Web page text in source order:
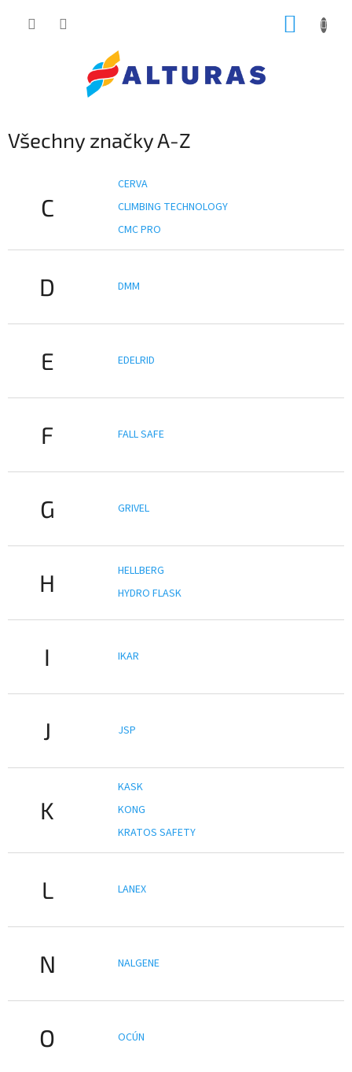
Všechny značky A-Z
C
CERVA
CLIMBING TECHNOLOGY
CMC PRO
D DMM
E EDELRID
F FALL SAFE
G GRIVEL
H
HELLBERG
HYDRO FLASK
I IKAR
J JSP
K
KASK
KONG
KRATOS SAFETY
L LANEX
N NALGENE
O OCÚN